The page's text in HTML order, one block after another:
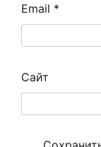
Email *
Сайт